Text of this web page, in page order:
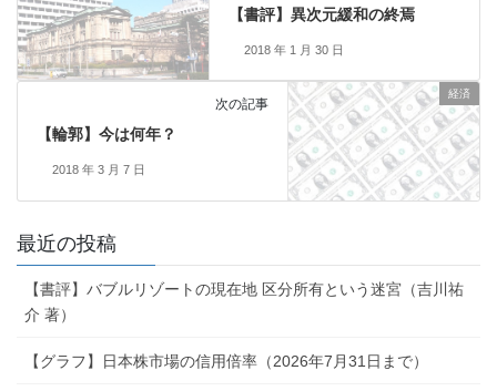
【書評】異次元緩和の終焉
2018 年 1 月 30 日
経済
次の記事
【輪郭】今は何年？
2018 年 3 月 7 日
最近の投稿
【書評】バブルリゾートの現在地 区分所有という迷宮（吉川祐
介 著）
【グラフ】日本株市場の信用倍率（2026年7月31日まで）